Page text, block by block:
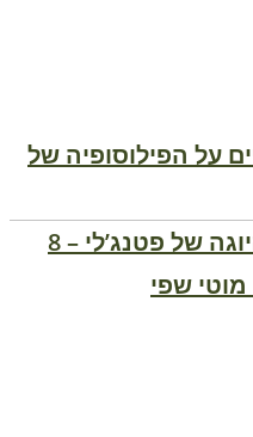
על הפילוסופיה של
קורס סוטרות היוגה של פטנג’לי – 8
שפי